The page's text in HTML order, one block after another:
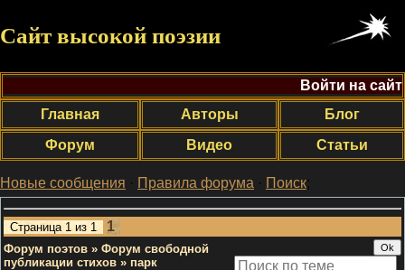
Сайт высокой поэзии
Войти на сайт
Главная
Авторы
Блог
Форум
Видео Статьи
Новые сообщения · Правила форума · Поиск;
Страница 1 из 1 1
Форум поэтов » Форум свободной
публикации стихов » парк